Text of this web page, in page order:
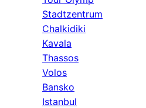
Stadtzentrum
Chalkidiki
Kavala
Thassos
Volos
Bansko
Istanbul